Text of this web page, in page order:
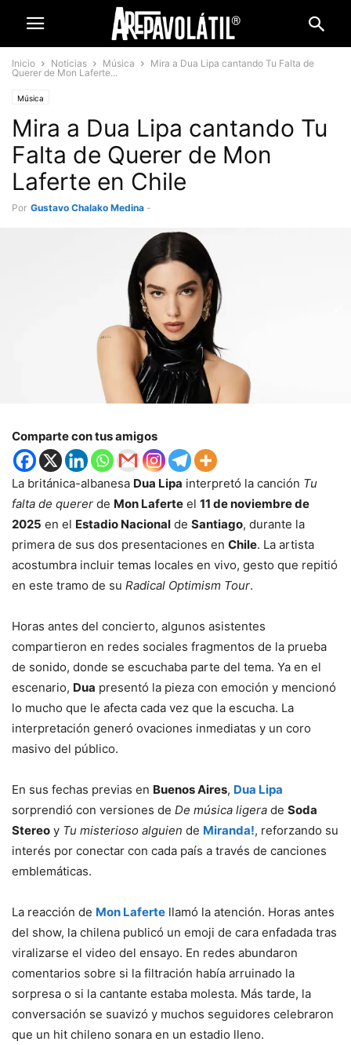
Inicio Noticias Música
Mira a Dua Lipa cantando Tu Falta de
Querer de Mon Laferte...
Música
Mira a Dua Lipa cantando Tu
Falta de Querer de Mon
Laferte en Chile
Por Gustavo Chalako Medina -
Comparte con tus amigos
La británica-albanesa Dua Lipa interpretó la canción Tu
falta de querer de Mon Laferte el 11 de noviembre de
2025 en el Estadio Nacional de Santiago, durante la
primera de sus dos presentaciones en Chile. La artista
acostumbra incluir temas locales en vivo, gesto que repitió
en este tramo de su Radical Optimism Tour.
Horas antes del concierto, algunos asistentes
compartieron en redes sociales fragmentos de la prueba
de sonido, donde se escuchaba parte del tema. Ya en el
escenario, Dua presentó la pieza con emoción y mencionó
lo mucho que le afecta cada vez que la escucha. La
interpretación generó ovaciones inmediatas y un coro
masivo del público.
En sus fechas previas en Buenos Aires, Dua Lipa
sorprendió con versiones de De música ligera de Soda
Stereo y Tu misterioso alguien de Miranda!, reforzando su
interés por conectar con cada país a través de canciones
emblemáticas.
La reacción de Mon Laferte llamó la atención. Horas antes
del show, la chilena publicó un emoji de cara enfadada tras
viralizarse el video del ensayo. En redes abundaron
comentarios sobre si la filtración había arruinado la
sorpresa o si la cantante estaba molesta. Más tarde, la
conversación se suavizó y muchos seguidores celebraron
que un hit chileno sonara en un estadio lleno.